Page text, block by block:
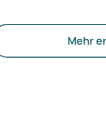
mehr Gewicht auf
und die Funktion der
Mehr